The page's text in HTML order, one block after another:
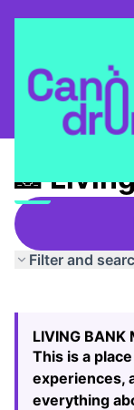
Taula de
📸
Filter and
−
LIVING BANK
This is a
experiences,
everything